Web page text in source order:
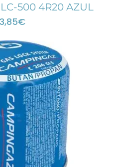
500 4R20 AZUL
€